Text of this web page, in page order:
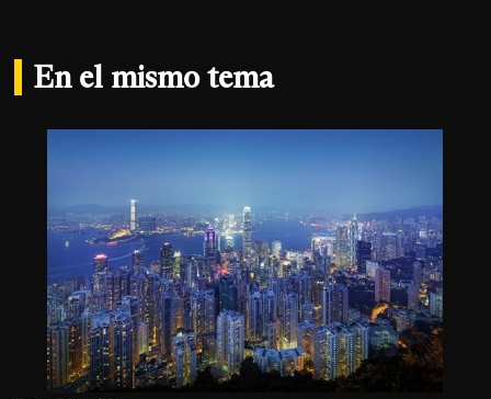
En el mismo tema